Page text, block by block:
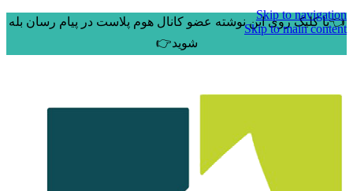
Skip to navigation
Skip to main content
👈با کلیک روی این نوشته عضو کانال هوم پلاست در پیام رسان بله
شوید👉